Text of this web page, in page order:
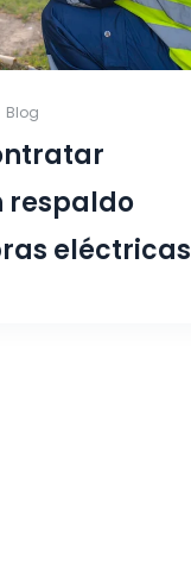
Blog
respaldo
eléctricas